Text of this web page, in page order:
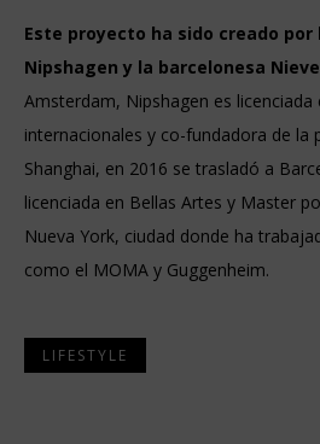
Este proyecto ha sido creado
Nipshagen y la barcelonesa
Amsterdam, Nipshagen es licenciada
internacionales y co-fundadora de la
Shanghai, en 2016 se trasladó a
licenciada en Bellas Artes y Master
Nueva York, ciudad donde ha
como el MOMA y Guggenheim.
LIFESTYLE